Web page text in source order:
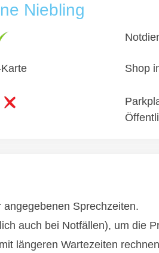
Niebling
Shop
Sprechzeiten.
auch bei Notfällen), um die
längeren Wartezeiten